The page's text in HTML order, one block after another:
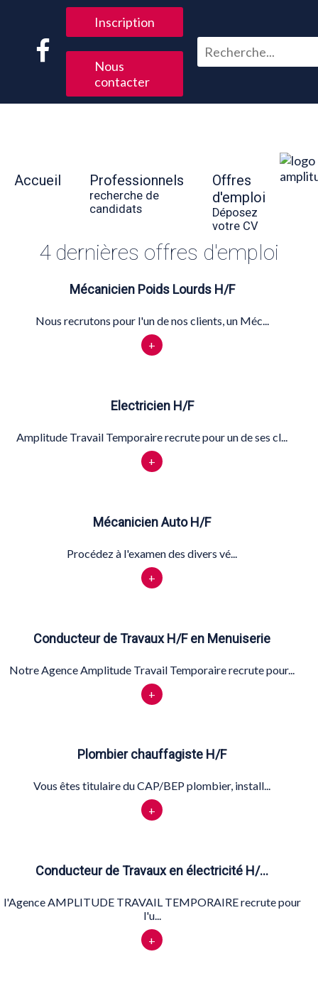
Inscription
Nous
contacter
Accueil Professionnels
recherche de
candidats
Offres
d'emploi
Déposez
votre CV
4 dernières offres d'emploi
Mécanicien Poids Lourds H/F
Nous recrutons pour l'un de nos clients, un Méc...
+
Electricien H/F
Amplitude Travail Temporaire recrute pour un de ses cl...
+
Mécanicien Auto H/F
Procédez à l'examen des divers vé...
+
Conducteur de Travaux H/F en Menuiserie
Notre Agence Amplitude Travail Temporaire recrute pour...
+
Plombier chauffagiste H/F
Vous êtes titulaire du CAP/BEP plombier, install...
+
Conducteur de Travaux en électricité H/…
l'Agence AMPLITUDE TRAVAIL TEMPORAIRE recrute pour
l'u...
+